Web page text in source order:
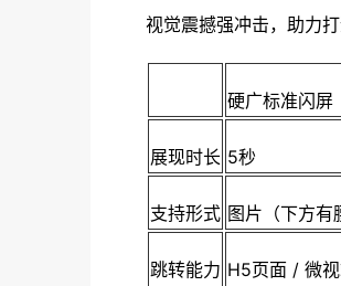
视觉震撼强冲击，助力打
硬广标准闪屏
展现时长 5秒
支持形式 图片（下方有
跳转能力 H5页面 / 微